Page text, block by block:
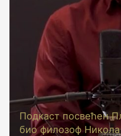
Подкаст посвећен
био филозоф